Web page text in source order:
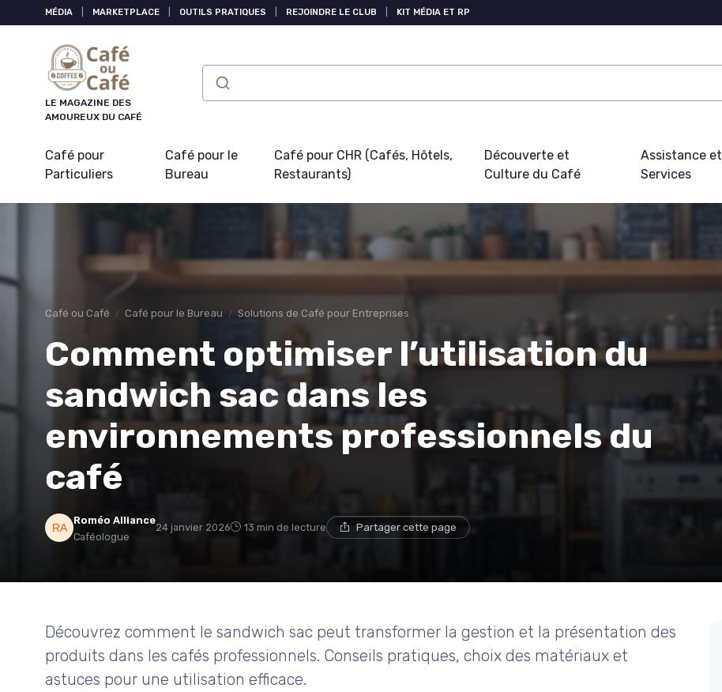
MÉDIA MARKETPLACE OUTILS PRATIQUES REJOINDRE LE CLUB KIT MÉDIA ET RP
LE MAGAZINE DES
AMOUREUX DU CAFÉ
Café pour
Particuliers
Café pour le
Bureau
Café pour CHR (Cafés, Hôtels,
Restaurants)
Découverte et
Culture du Café
Assistance et
Services
Café ou Café Café pour le Bureau Solutions de Café pour Entreprises
Comment optimiser l’utilisation du
sandwich sac dans les
environnements professionnels du
café
Roméo Alliance
Caféologue
24 janvier 2026 13 min de lecture Partager cette page
Découvrez comment le sandwich sac peut transformer la gestion et la présentation des
produits dans les cafés professionnels. Conseils pratiques, choix des matériaux et
astuces pour une utilisation efficace.
Panneau de gestion des cookies